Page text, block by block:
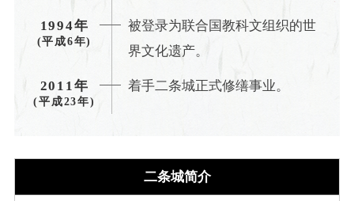
1994年
(平成6年)
被登录为联合国教科文组织的世
界文化遗产。
2011年
(平成23年)
着手二条城正式修缮事业。
二条城简介